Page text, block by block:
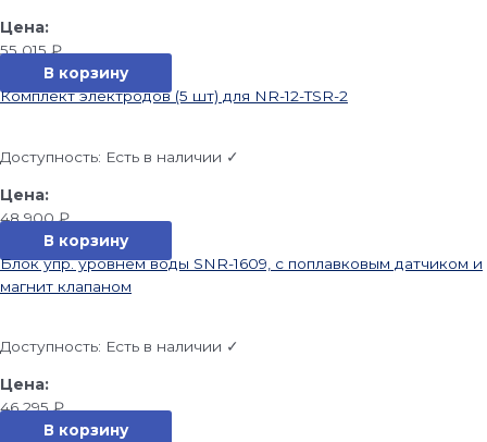
55 015₽
В корзину
Комплект электродов (5 шт) для NR-12-TSR-2
Доступность: Есть в наличии ✓
48 900₽
В корзину
Блок упр. уровнем воды SNR-1609, с поплавковым датчиком и
магнит клапаном
Доступность: Есть в наличии ✓
46 295₽
В корзину